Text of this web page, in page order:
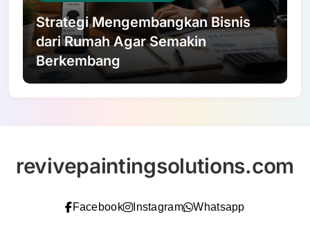
Strategi Mengembangkan Bisnis
dari Rumah Agar Semakin
Berkembang
revivepaintingsolutions.com
Facebook Instagram Whatsapp